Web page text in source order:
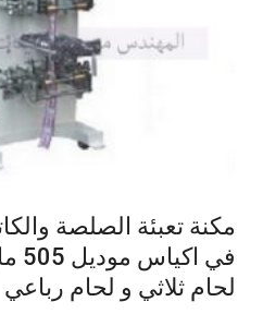
مكنة تعبئة الصلصة
لحام ثلاثي و لحام رباعي